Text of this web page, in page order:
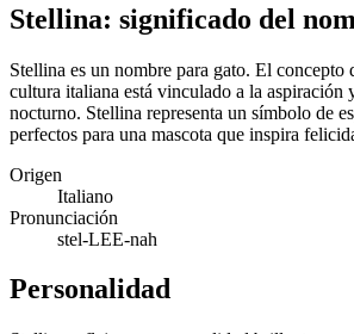
Stellina: significado del
Stellina es un nombre para gato. El concepto
cultura italiana está vinculado a la aspiración
nocturno. Stellina representa un símbolo de
perfectos para una mascota que inspira
Origen
Italiano
Pronunciación
stel-LEE-nah
Personalidad